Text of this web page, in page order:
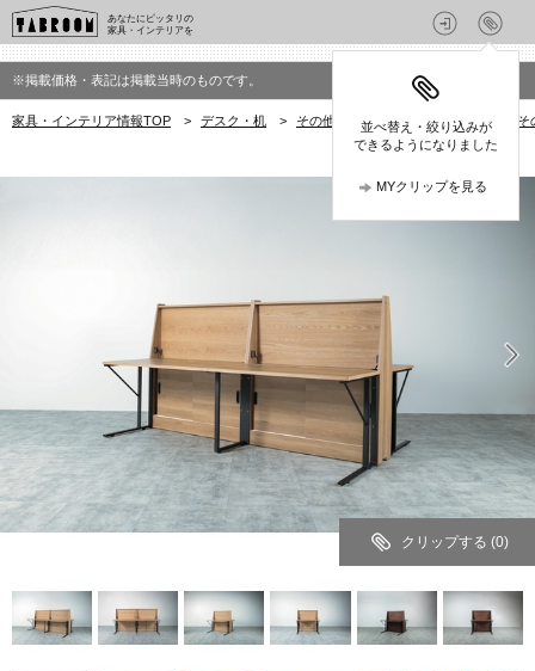
あなたにピッタリの
家具・インテリアを
並べ替え・絞り込みが
できるようになりました
MYクリップを見る
※掲載価格・表記は掲載当時のものです。
家具・インテリア情報TOP > デスク・机 > その他デスク > Modern&Normedのそ
クリップする (0)